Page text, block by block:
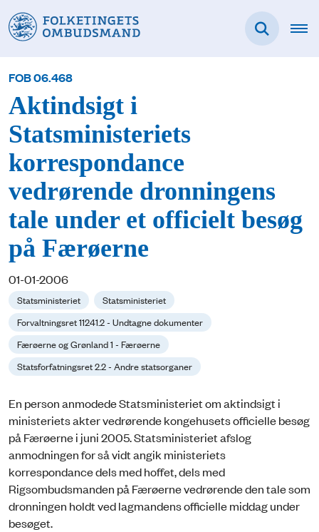
FOB 06.468
Aktindsigt i
Statsministeriets
korrespondance
vedrørende dronningens
tale under et officielt besøg
på Færøerne
01-01-2006
Statsministeriet
Statsministeriet
Forvaltningsret 11241.2 - Undtagne dokumenter
Færøerne og Grønland 1 - Færøerne
Statsforfatningsret 2.2 - Andre statsorganer
En person anmodede Statsministeriet om aktindsigt i
ministeriets akter vedrørende kongehusets officielle besøg
på Færøerne i juni 2005. Statsministeriet afslog
anmodningen for så vidt angik ministeriets
korrespondance dels med hoffet, dels med
Rigsombudsmanden på Færøerne vedrørende den tale som
dronningen holdt ved lagmandens officielle middag under
besøget.